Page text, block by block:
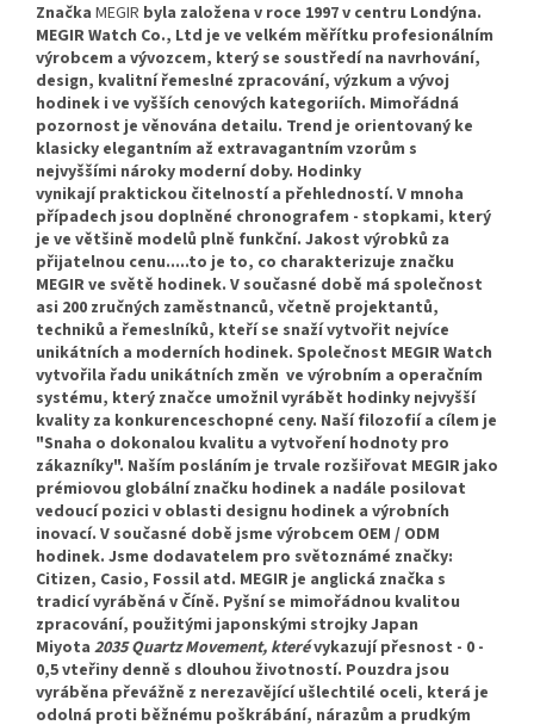
Značka MEGIR byla založena v roce 1997 v centru Londýna.
MEGIR Watch Co., Ltd je ve velkém měřítku profesionálním
výrobcem a vývozcem, který se soustředí na navrhování,
design, kvalitní řemeslné zpracování, výzkum a vývoj
hodinek i ve vyšších cenových kategoriích. Mimořádná
pozornost je věnována detailu. Trend je orientovaný ke
klasicky elegantním až extravagantním vzorům s
nejvyššími nároky moderní doby. Hodinky
vynikají praktickou čitelností a přehledností. V mnoha
případech jsou doplněné chronografem - stopkami, který
je ve většině modelů plně funkční. Jakost výrobků za
přijatelnou cenu.....to je to, co charakterizuje značku
MEGIR ve světě hodinek. V současné době má společnost
asi 200 zručných zaměstnanců, včetně projektantů,
techniků a řemeslníků, kteří se snaží vytvořit nejvíce
unikátních a moderních hodinek. Společnost MEGIR Watch
vytvořila řadu unikátních změn ve výrobním a operačním
systému, který značce umožnil vyrábět hodinky nejvyšší
kvality za konkurenceschopné ceny. Naší filozofií a cílem je
"Snaha o dokonalou kvalitu a vytvoření hodnoty pro
zákazníky". Naším posláním je trvale rozšiřovat MEGIR jako
prémiovou globální značku hodinek a nadále posilovat
vedoucí pozici v oblasti designu hodinek a výrobních
inovací. V současné době jsme výrobcem OEM / ODM
hodinek. Jsme dodavatelem pro světoznámé značky:
Citizen, Casio, Fossil atd. MEGIR je anglická značka s
tradicí vyráběná v Číně. Pyšní se mimořádnou kvalitou
zpracování, použitými japonskými strojky Japan
Miyota 2035 Quartz Movement, kterévykazují přesnost - 0 -
0,5 vteřiny denně s dlouhou životností. Pouzdra jsou
vyráběna převážně z nerezavějící ušlechtilé oceli, která je
odolná proti běžnému poškrábání, nárazům a prudkým